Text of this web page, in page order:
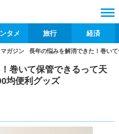
タメ 旅行 経済
マガジン 長年の悩みを解消できた！巻い
巻いて保管できるって天
均便利グッズ